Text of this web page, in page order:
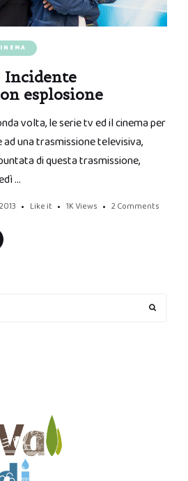
Incidente
esplosione
volta, le serie tv ed il cinema per
una trasmissione televisiva,
di questa trasmissione,
…
Like it 1K Views 2 Comments